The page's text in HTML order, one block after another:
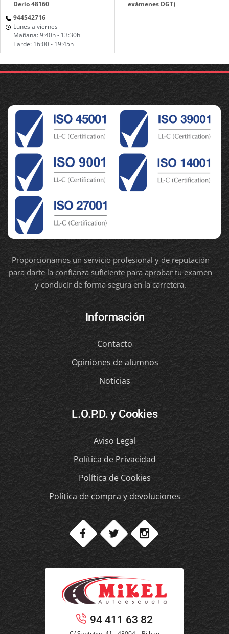
Derio 48160
944542716
Lunes a viernes
Mañana: 9:40h - 13:30h
Tarde: 16:00 - 19:45h
exámenes DGT)
Proporcionamos un servicio profesional y de reputación
para darte la confianza suficiente para aprobar tu examen
y conducir de forma segura en la carretera.
Información
Contacto
Opiniones de alumnos
Noticias
L.O.P.D. y Cookies
Aviso Legal
Política de Privacidad
Política de Cookies
Política de compra y devoluciones
94 411 63 82